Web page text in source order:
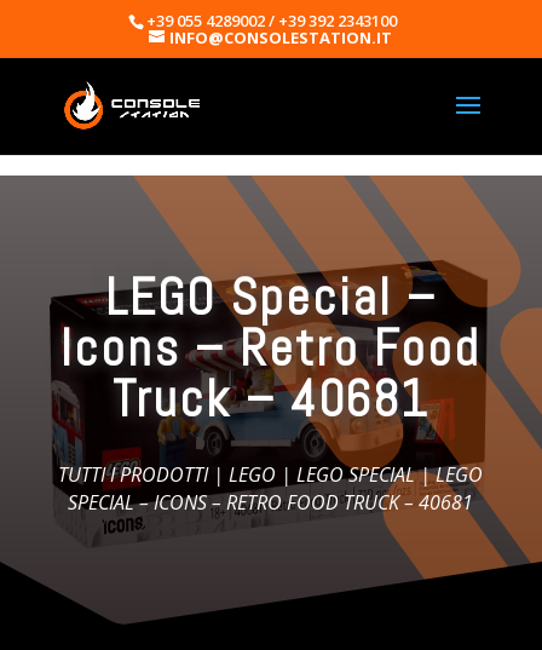
+39 055 4289002 / +39 392 2343100
INFO@CONSOLESTATION.IT
LEGO Special –
Icons – Retro Food
Truck – 40681
TUTTI I PRODOTTI|LEGO |LEGO SPECIAL| LEGO
SPECIAL – ICONS – RETRO FOOD TRUCK – 40681